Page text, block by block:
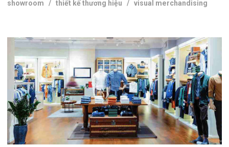
showroom /thiết kế thương hiệu /visual merchandising